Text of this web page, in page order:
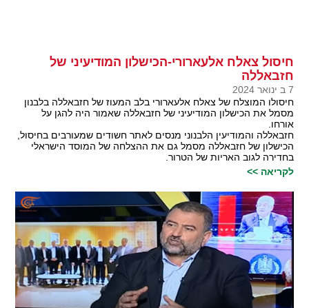
חיסול צאלח אלעארורי-הכישלון המודיעיני של
חזבאללה
7 ב ינואר 2024
חיסולו המוצלח של צאלח אלעארורי בלב המעוז של חזבאללה בלבנון
מסמל את הכישלון המודיעיני של חזבאללה שאמור היה להגן על
אורחו.
חזבאללה והמודיעין הלבנוני מנסים לאתר חשודים שמעורבים בחיסול,
הכישלון של חזבאללה מסמל גם את ההצלחה של המוסד הישראלי
בחדירה לגוב האריות של הטרור.
לקריאה >>